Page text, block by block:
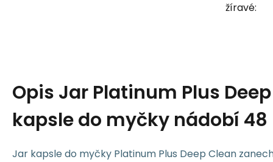
žíravé:
Opis Jar Platinum Plus
kapsle do myčky nádobí 48
Jar kapsle do myčky Platinum Plus Deep Clean